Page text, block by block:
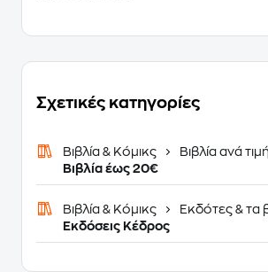
Σχετικές κατηγορίες
Βιβλία & Κόμικς
Βιβλία ανά τιμή
Βιβλία έως 20€
Βιβλία & Κόμικς
Εκδότες & τα
Εκδόσεις Κέδρος